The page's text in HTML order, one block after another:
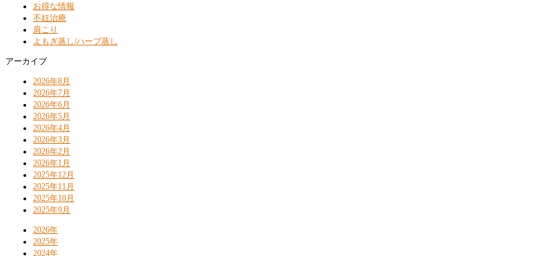
お得な情報
不妊治療
肩こり
よもぎ蒸し/ハーブ蒸し
アーカイブ
2026年8月
2026年7月
2026年6月
2026年5月
2026年4月
2026年3月
2026年2月
2026年1月
2025年12月
2025年11月
2025年10月
2025年9月
2026年
2025年
2024年